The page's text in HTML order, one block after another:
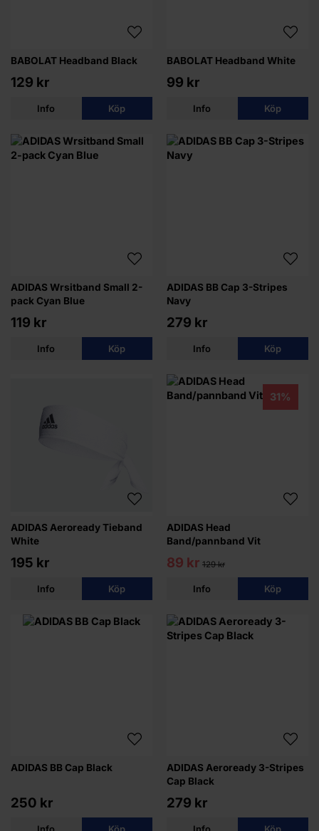
BABOLAT Headband Black
129 kr
Info Köp
BABOLAT Headband White
99 kr
Info Köp
ADIDAS Wrsitband Small 2-
pack Cyan Blue
119 kr
Info Köp
ADIDAS BB Cap 3-Stripes
Navy
279 kr
Info Köp
ADIDAS Aeroready Tieband
White
195 kr
Info Köp
31%
ADIDAS Head
Band/pannband Vit
89 kr 129 kr
Info Köp
ADIDAS BB Cap Black
250 kr
Info Köp
ADIDAS Aeroready 3-Stripes
Cap Black
279 kr
Info Köp